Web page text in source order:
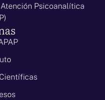
Psicoanalítica